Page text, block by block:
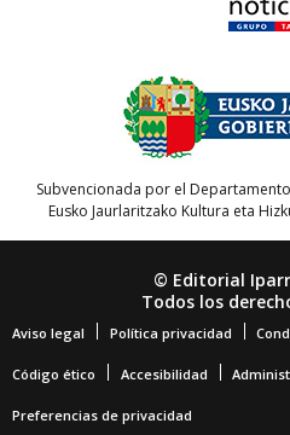
Subvencionada por el
Eusko Jaurlaritzako Kultura eta
© Editorial
Todos los
Aviso legal Política privacidad
Código ético Accesibilidad
Preferencias de privacidad